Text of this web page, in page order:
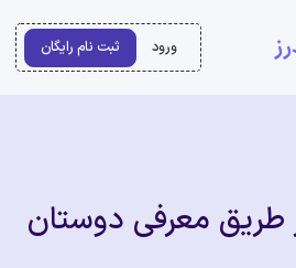
ورود ثبت نام رایگان
طریق معرفی دوستان